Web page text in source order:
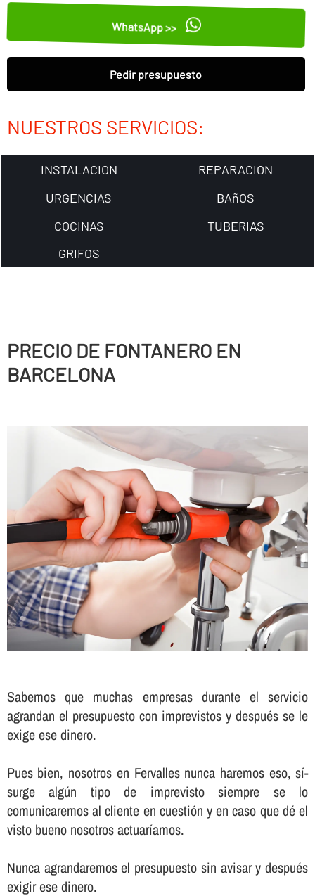
WhatsApp >>
Pedir presupuesto
NUESTROS SERVICIOS:
INSTALACION
REPARACION
URGENCIAS
BAñOS
COCINAS
TUBERIAS
GRIFOS
PRECIO DE FONTANERO EN
BARCELONA
Sabemos que muchas empresas durante el servicio
agrandan el presupuesto con imprevistos y después se le
exige ese dinero.
Pues bien, nosotros en Fervalles nunca haremos eso, sí­
surge algún tipo de imprevisto siempre se lo
comunicaremos al cliente en cuestión y en caso que dé el
visto bueno nosotros actuarí­amos.
Nunca agrandaremos el presupuesto sin avisar y después
exigir ese dinero.